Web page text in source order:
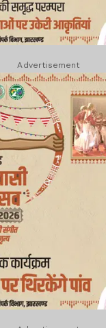
Advertisement